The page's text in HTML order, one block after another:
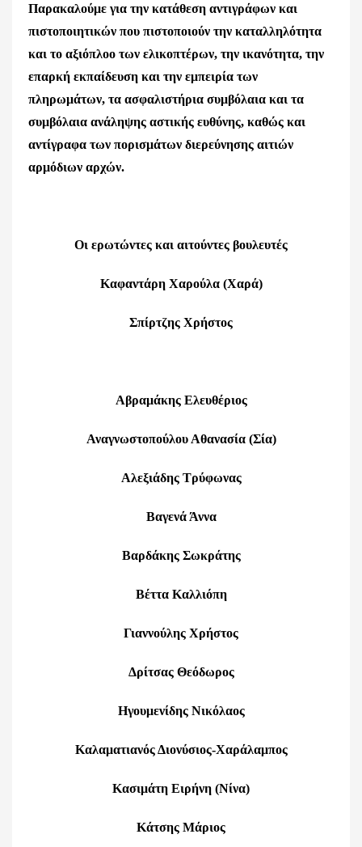
Παρακαλούμε για την κατάθεση αντιγράφων και
πιστοποιητικών που πιστοποιούν την καταλληλότητα
και το αξιόπλοο των ελικοπτέρων, την ικανότητα, την
επαρκή εκπαίδευση και την εμπειρία των
πληρωμάτων, τα ασφαλιστήρια συμβόλαια και τα
συμβόλαια ανάληψης αστικής ευθύνης, καθώς και
αντίγραφα των πορισμάτων διερεύνησης αιτιών
αρμόδιων αρχών.
Οι ερωτώντες και αιτούντες βουλευτές
Καφαντάρη Χαρούλα (Χαρά)
Σπίρτζης Χρήστος
Αβραμάκης Ελευθέριος
Αναγνωστοπούλου Αθανασία (Σία)
Αλεξιάδης Τρύφωνας
Βαγενά Άννα
Βαρδάκης Σωκράτης
Βέττα Καλλιόπη
Γιαννούλης Χρήστος
Δρίτσας Θεόδωρος
Ηγουμενίδης Νικόλαος
Καλαματιανός Διονύσιος-Χαράλαμπος
Κασιμάτη Ειρήνη (Νίνα)
Κάτσης Μάριος